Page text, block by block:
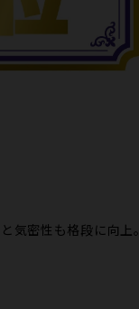
気密性も格段に向上。